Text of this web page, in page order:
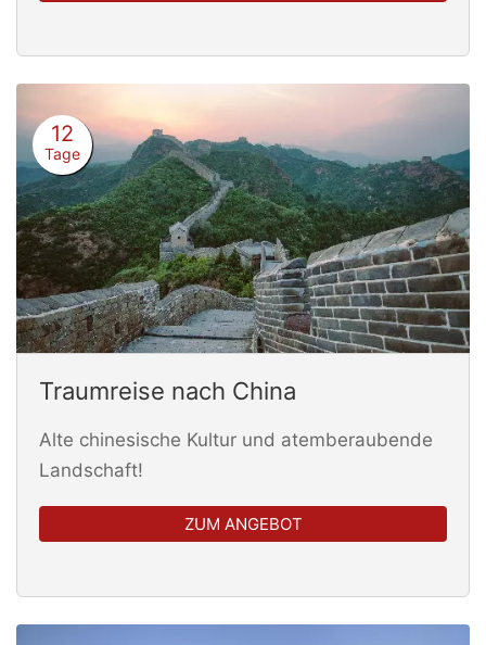
12
Tage
Traumreise nach China
Alte chinesische Kultur und atemberaubende
Landschaft!
ZUM ANGEBOT